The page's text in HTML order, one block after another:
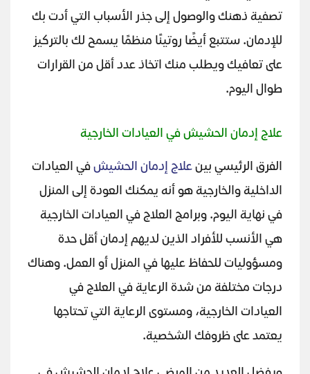
تصفية ذهنك والوصول إلى جذر الأسباب التي أدت بك
للإدمان. ستتبع أيضًا روتينًا منظمًا يسمح لك بالتركيز
على تعافيك ويطلب منك اتخاذ عدد أقل من القرارات
طوال اليوم.
علاج إدمان الحشيش في العيادات الخارجية
الفرق الرئيسي بينعلاج إدمان الحشيشفي العيادات
الداخلية والخارجية هو أنه يمكنك العودة إلى المنزل
في نهاية اليوم. وبرامج العلاج في العيادات الخارجية
هي الأنسب للأفراد الذين لديهم إدمان أقل حدة
ومسؤوليات للحفاظ عليها في المنزل أو العمل. وهناك
درجات مختلفة من شدة الرعاية في العلاج في
العيادات الخارجية، ومستوى الرعاية التي تحتاجها
يعتمد على ظروفك الشخصية.